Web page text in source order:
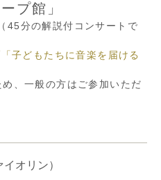
プ館」
（45分の解説付コンサートで
子どもたちに音楽を届ける
、一般の方はご参加いただ
イオリン）